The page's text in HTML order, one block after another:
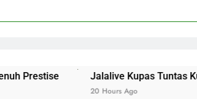
Jalalive Kupas Tuntas KuPS vs U